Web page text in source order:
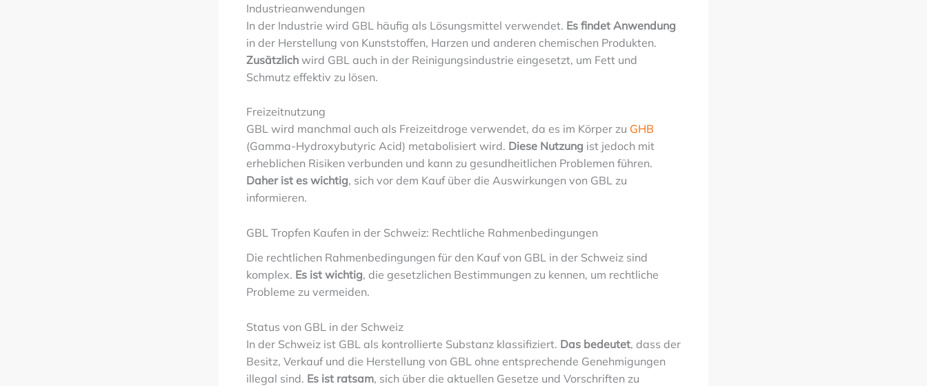
Industrieanwendungen
In der Industrie wird GBL häufig als Lösungsmittel verwendet. Es findet Anwendung
in der Herstellung von Kunststoffen, Harzen und anderen chemischen Produkten.
Zusätzlich wird GBL auch in der Reinigungsindustrie eingesetzt, um Fett und
Schmutz effektiv zu lösen.
Freizeitnutzung
GBL wird manchmal auch als Freizeitdroge verwendet, da es im Körper zu GHB
(Gamma-Hydroxybutyric Acid) metabolisiert wird. Diese Nutzung ist jedoch mit
erheblichen Risiken verbunden und kann zu gesundheitlichen Problemen führen.
Daher ist es wichtig, sich vor dem Kauf über die Auswirkungen von GBL zu
informieren.
GBL Tropfen Kaufen in der Schweiz: Rechtliche Rahmenbedingungen
Die rechtlichen Rahmenbedingungen für den Kauf von GBL in der Schweiz sind
komplex. Es ist wichtig, die gesetzlichen Bestimmungen zu kennen, um rechtliche
Probleme zu vermeiden.
Status von GBL in der Schweiz
In der Schweiz ist GBL als kontrollierte Substanz klassifiziert. Das bedeutet, dass der
Besitz, Verkauf und die Herstellung von GBL ohne entsprechende Genehmigungen
illegal sind. Es ist ratsam, sich über die aktuellen Gesetze und Vorschriften zu